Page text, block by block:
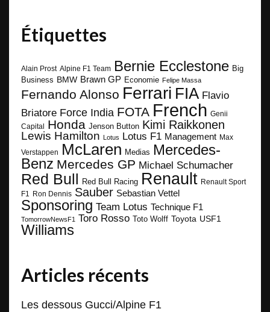
Étiquettes
Alain Prost Alpine F1 Team Bernie Ecclestone Big
Business BMW Brawn GP Economie Felipe Massa
Fernando Alonso Ferrari FIA Flavio
Briatore Force India FOTA French Genii
Capital
Honda Jenson Button Kimi Raikkonen
Lewis Hamilton Lotus Lotus F1 Management Max
Verstappen McLaren Medias
Mercedes-
Benz Mercedes GP Michael Schumacher
Red Bull Red Bull Racing Renault Renault Sport
F1 Ron Dennis Sauber Sebastian Vettel
Sponsoring Team Lotus Technique F1
TomorrowNewsF1 Toro Rosso Toto Wolff Toyota USF1
Williams
Articles récents
Les dessous Gucci/Alpine F1